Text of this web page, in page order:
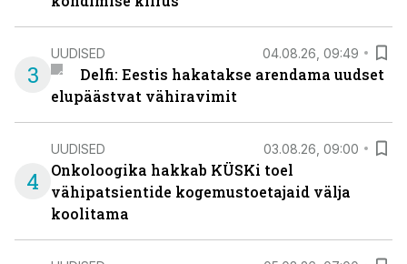
3
UUDISED 04.08.26, 09:49
Delfi: Eestis hakatakse arendama uudset
elupäästvat vähiravimit
4
UUDISED 03.08.26, 09:00
Onkoloogika hakkab KÜSKi toel
vähipatsientide kogemustoetajaid välja
koolitama